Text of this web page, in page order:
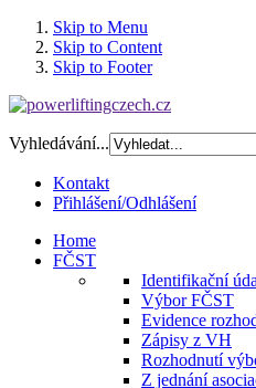
Skip to Menu
Skip to Content
Skip to Footer
Vyhledávání...
Kontakt
Přihlášení/Odhlášení
Home
FČST
Identifikační
Výbor FČST
Evidence
Zápisy z VH
Rozhodnutí
Z jednání